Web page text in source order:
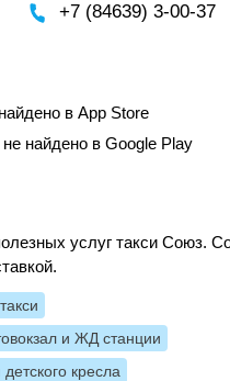
+7 (84639) 3-00-37
в App Store
найдено в Google Play
услуг такси Союз.
и ЖД станции
кресла